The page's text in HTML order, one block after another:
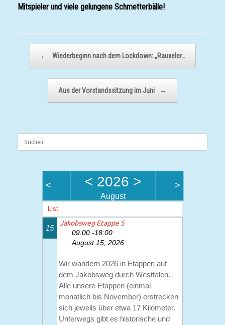
Mitspieler und viele gelungene Schmetterbälle!
← Wiederbeginn nach dem Lockdown: „Rauxeler…
Aus der Vorstandssitzung im Juni →
Suchen
< < 2026 >
August
>
List
15
Jakobsweg Etappe 5
09:00 -18:00
August 15, 2026
Wir wandern 2026 in Etappen auf
dem Jakobsweg durch Westfalen.
Alle unsere Etappen (einmal
monatlich bis November) erstrecken
sich jeweils über etwa 17 Kilometer.
Unterwegs gibt es historische und